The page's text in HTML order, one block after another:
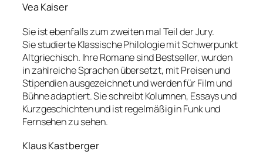
Vea Kaiser
Sie ist ebenfalls zum zweiten mal Teil der Jury.
Sie studierte Klassische Philologie mit Schwerpunkt
Altgriechisch. Ihre Romane sind Bestseller, wurden
in zahlreiche Sprachen übersetzt, mit Preisen und
Stipendien ausgezeichnet und werden für Film und
Bühne adaptiert. Sie schreibt Kolumnen, Essays und
Kurzgeschichten und ist regelmäßig in Funk und
Fernsehen zu sehen.
Klaus Kastberger